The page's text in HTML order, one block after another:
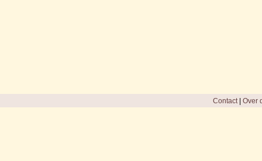
Contact| Over